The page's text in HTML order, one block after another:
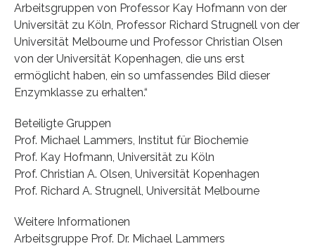
Arbeitsgruppen von Professor Kay Hofmann von der
Universität zu Köln, Professor Richard Strugnell von der
Universität Melbourne und Professor Christian Olsen
von der Universität Kopenhagen, die uns erst
ermöglicht haben, ein so umfassendes Bild dieser
Enzymklasse zu erhalten.“
Beteiligte Gruppen
Prof. Michael Lammers, Institut für Biochemie
Prof. Kay Hofmann, Universität zu Köln
Prof. Christian A. Olsen, Universität Kopenhagen
Prof. Richard A. Strugnell, Universität Melbourne
Weitere Informationen
Arbeitsgruppe Prof. Dr. Michael Lammers